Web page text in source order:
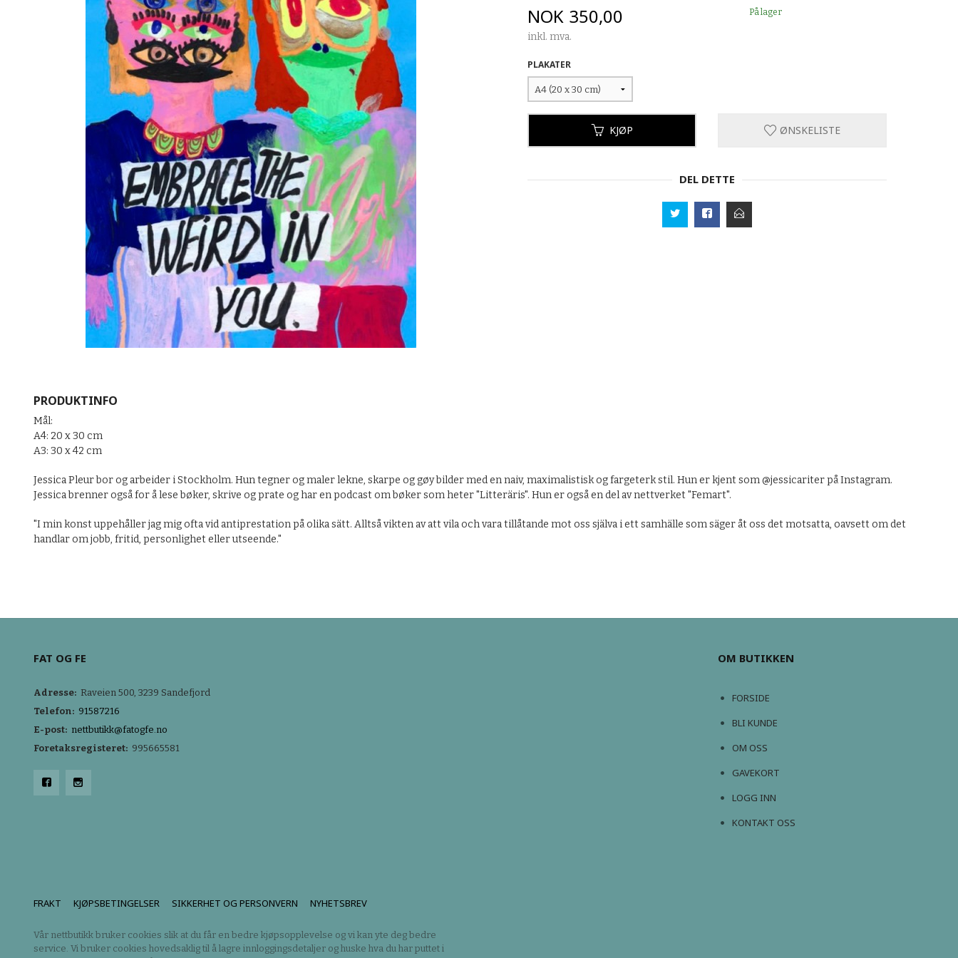
Pris
NOK 350,00
inkl. mva.
På lager
PLAKATER
KJØP ØNSKELISTE
DEL DETTE
PRODUKTINFO
Mål:
A4: 20 x 30 cm
A3: 30 x 42 cm
Jessica Pleur bor og arbeider i Stockholm. Hun tegner og maler lekne, skarpe og gøy bilder med en naiv, maximalistisk og fargeterk stil. Hun er kjent som @jessicariter på Instagram.
Jessica brenner også for å lese bøker, skrive og prate og har en podcast om bøker som heter "Litteräris". Hun er også en del av nettverket "Femart".
"I min konst uppehåller jag mig ofta vid antiprestation på olika sätt. Alltså vikten av att vila och vara tillåtande mot oss själva i ett samhälle som säger åt oss det motsatta, oavsett om det
handlar om jobb, fritid, personlighet eller utseende."
FAT OG FE
Adresse: Raveien 500, 3239 Sandefjord
Telefon: 91587216
E-post: nettbutikk@fatogfe.no
Foretaksregisteret: 995665581
OM BUTIKKEN
FORSIDE
BLI KUNDE
OM OSS
GAVEKORT
LOGG INN
KONTAKT OSS
FRAKT KJØPSBETINGELSER SIKKERHET OG PERSONVERN NYHETSBREV
Vår nettbutikk bruker cookies slik at du får en bedre kjøpsopplevelse og vi kan yte deg bedre
service. Vi bruker cookies hovedsaklig til å lagre innloggingsdetaljer og huske hva du har puttet i